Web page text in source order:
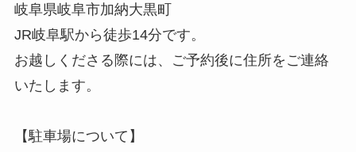
岐阜県岐阜市加納大黒町
JR岐阜駅から徒歩14分です。
お越しくださる際には、ご予約後に住所をご連絡
いたします。
【駐車場について】